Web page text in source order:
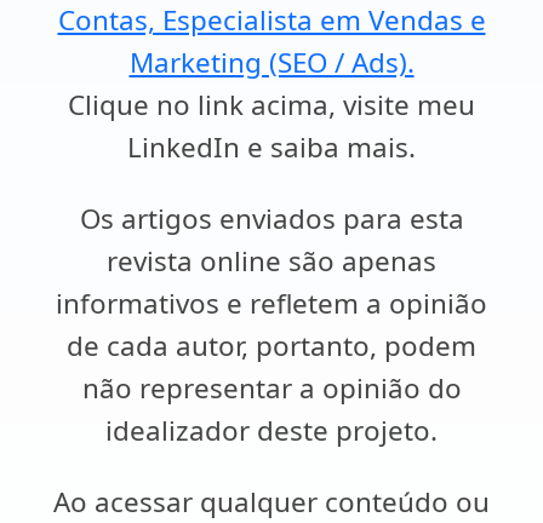
Contas, Especialista em Vendas e
Marketing (SEO / Ads).
Clique no link acima, visite meu
LinkedIn e saiba mais.
Os artigos enviados para esta
revista online são apenas
informativos e refletem a opinião
de cada autor, portanto, podem
não representar a opinião do
idealizador deste projeto.
Ao acessar qualquer conteúdo ou